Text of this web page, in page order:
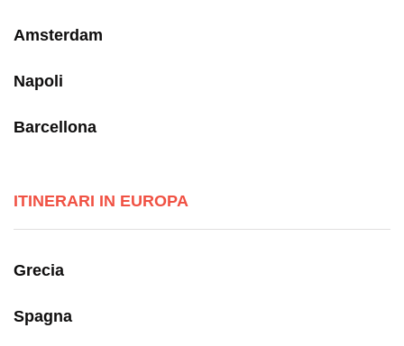
Amsterdam
Napoli
Barcellona
ITINERARI IN EUROPA
Grecia
Spagna